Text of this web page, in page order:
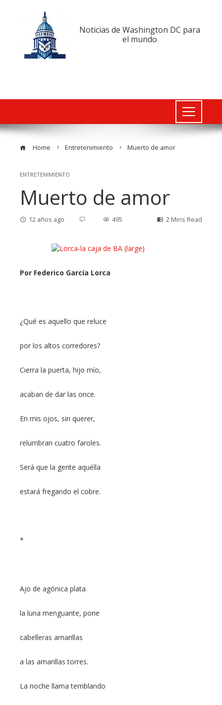
Noticias de Washington DC para
el mundo
Home Entretenimiento Muerto de amor
ENTRETENIMIENTO
Muerto de amor
12 años ago 495 2 Mins Read
Por Federico García Lorca
¿Qué es aquello que reluce
por los altos corredores?
Cierra la puerta, hijo mío,
acaban de dar las once.
En mis ojos, sin querer,
relumbran cuatro faroles.
Será que la gente aquélla
estará fregando el cobre.
*
Ajo de agónica plata
la luna menguante, pone
cabelleras amarillas
a las amarillas torres.
La noche llama temblando